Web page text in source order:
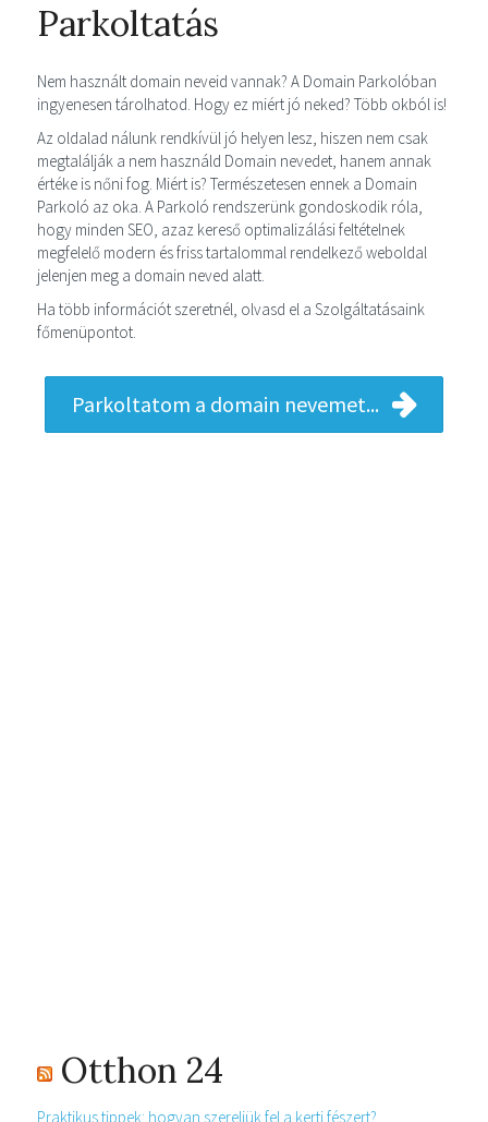
Parkoltatás
Nem használt domain neveid vannak? A Domain Parkolóban
ingyenesen tárolhatod. Hogy ez miért jó neked? Több okból is!
Az oldalad nálunk rendkívül jó helyen lesz, hiszen nem csak
megtalálják a nem használd Domain nevedet, hanem annak
értéke is nőni fog. Miért is? Természetesen ennek a Domain
Parkoló az oka. A Parkoló rendszerünk gondoskodik róla,
hogy minden SEO, azaz kereső optimalizálási feltételnek
megfelelő modern és friss tartalommal rendelkező weboldal
jelenjen meg a domain neved alatt.
Ha több információt szeretnél, olvasd el a Szolgáltatásaink
főmenüpontot.
Parkoltatom a domain nevemet...
Otthon 24
Praktikus tippek: hogyan szereljük fel a kerti fészert?